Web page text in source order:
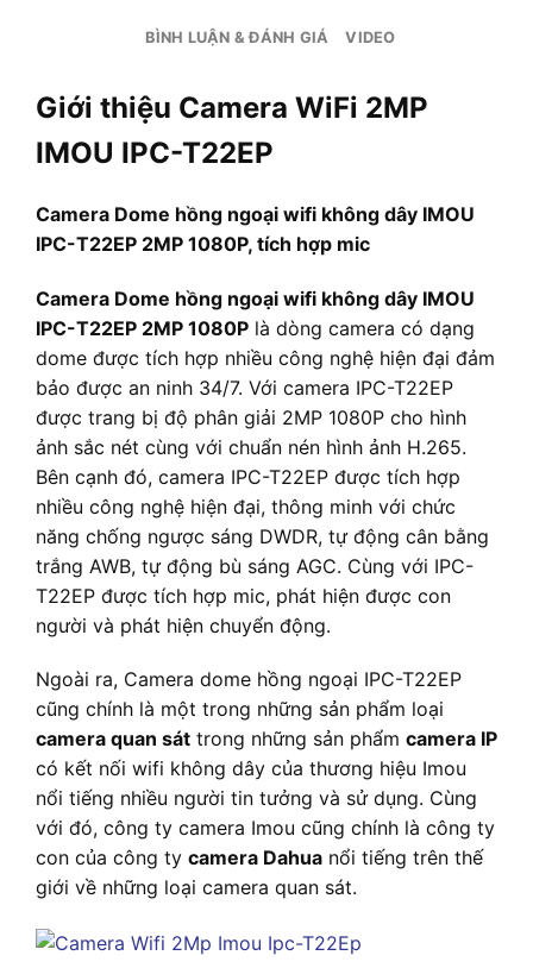
BÌNH LUẬN & ĐÁNH GIÁ VIDEO
Giới thiệu Camera WiFi 2MP
IMOU IPC-T22EP
Camera Dome hồng ngoại wifi không dây IMOU
IPC-T22EP 2MP 1080P, tích hợp mic
Camera Dome hồng ngoại wifi không dây IMOU
IPC-T22EP 2MP 1080P là dòng camera có dạng
dome được tích hợp nhiều công nghệ hiện đại đảm
bảo được an ninh 34/7. Với camera IPC-T22EP
được trang bị độ phân giải 2MP 1080P cho hình
ảnh sắc nét cùng với chuẩn nén hình ảnh H.265.
Bên cạnh đó, camera IPC-T22EP được tích hợp
nhiều công nghệ hiện đại, thông minh với chức
năng chống ngược sáng DWDR, tự động cân bằng
trắng AWB, tự động bù sáng AGC. Cùng với IPC-
T22EP được tích hợp mic, phát hiện được con
người và phát hiện chuyển động.
Ngoài ra, Camera dome hồng ngoại IPC-T22EP
cũng chính là một trong những sản phẩm loại
camera quan sát trong những sản phẩm camera IP
có kết nối wifi không dây của thương hiệu Imou
nổi tiếng nhiều người tin tưởng và sử dụng. Cùng
với đó, công ty camera Imou cũng chính là công ty
con của công ty camera Dahua nổi tiếng trên thế
giới về những loại camera quan sát.